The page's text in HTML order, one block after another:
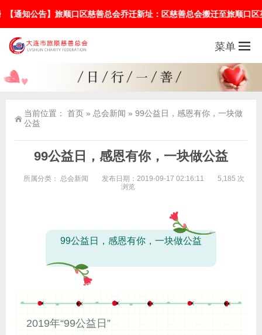
口区慈善总会乔迁新址：区慈善总会搬迁至旅顺口区英武街16号佳
菜单
当前位置： 首页 » 总会新闻 » 99公益日，感恩有你，一块做
公益
99公益日，感恩有你，一块做公益
所属分类： 总会新闻 发布日期：2019-09-17 02:16:11
5,185 次
浏览
99公益日，感恩有你，一块做公益
2019年“99公益日”